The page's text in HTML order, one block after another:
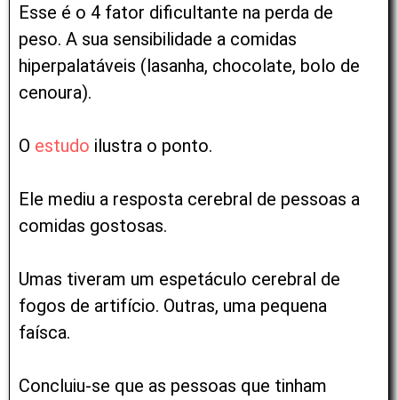
Esse é o 4 fator dificultante na perda de
peso. A sua sensibilidade a comidas
hiperpalatáveis (lasanha, chocolate, bolo de
cenoura).
O estudo ilustra o ponto.
Ele mediu a resposta cerebral de pessoas a
comidas gostosas.
Umas tiveram um espetáculo cerebral de
fogos de artifício. Outras, uma pequena
faísca.
Concluiu-se que as pessoas que tinham